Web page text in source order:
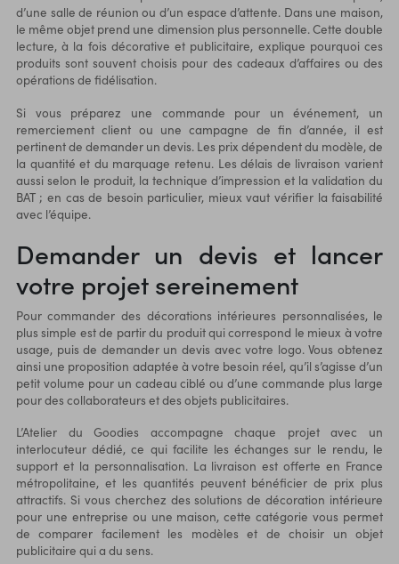
d’une salle de réunion ou d’un espace d’attente. Dans une maison,
le même objet prend une dimension plus personnelle. Cette double
lecture, à la fois décorative et publicitaire, explique pourquoi ces
produits sont souvent choisis pour des cadeaux d’affaires ou des
opérations de fidélisation.
Si vous préparez une commande pour un événement, un
remerciement client ou une campagne de fin d’année, il est
pertinent de demander un devis. Les prix dépendent du modèle, de
la quantité et du marquage retenu. Les délais de livraison varient
aussi selon le produit, la technique d’impression et la validation du
BAT ; en cas de besoin particulier, mieux vaut vérifier la faisabilité
avec l’équipe.
Demander un devis et lancer
votre projet sereinement
Pour commander des décorations intérieures personnalisées, le
plus simple est de partir du produit qui correspond le mieux à votre
usage, puis de demander un devis avec votre logo. Vous obtenez
ainsi une proposition adaptée à votre besoin réel, qu’il s’agisse d’un
petit volume pour un cadeau ciblé ou d’une commande plus large
pour des collaborateurs et des objets publicitaires.
L’Atelier du Goodies accompagne chaque projet avec un
interlocuteur dédié, ce qui facilite les échanges sur le rendu, le
support et la personnalisation. La livraison est offerte en France
métropolitaine, et les quantités peuvent bénéficier de prix plus
attractifs. Si vous cherchez des solutions de décoration intérieure
pour une entreprise ou une maison, cette catégorie vous permet
de comparer facilement les modèles et de choisir un objet
publicitaire qui a du sens.